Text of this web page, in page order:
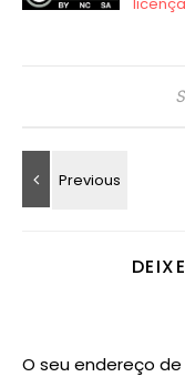
O seu endereço